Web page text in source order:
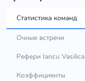
Статистика команд
Очные встречи
Рефери Iancu Vasilica
Коэффициенты